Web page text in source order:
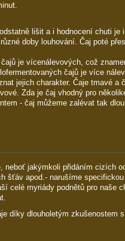
lišit a i hodnocení chuti je
doby louhování. Čaj poté
je vícenálevových, což
čajů je více
jejich charakter. Čaje tmavé a
Zda je čaj vhodný pro
- čaj můžeme zalévat tak
neboť jakýmkoli přidáním cizích
šťáv apod.- narušíme
celé myriády podnětů pro naše
díky dlouholetým zkušenostem